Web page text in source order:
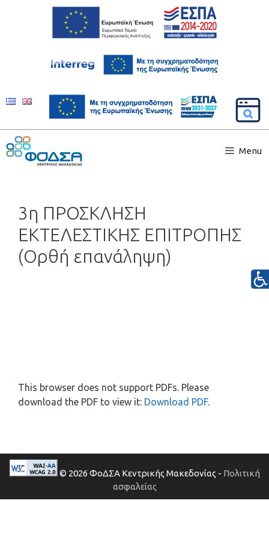
Menu
3η ΠΡΟΣΚΛΗΣΗ
ΕΚΤΕΛΕΣΤΙΚΗΣ ΕΠΙΤΡΟΠΗΣ
(Ορθή επανάληψη)
This browser does not support PDFs. Please
download the PDF to view it: Download PDF.
© 2026 ΦοΔΣΑ Κεντρικής Μακεδονίας - Πολιτική
ασφαλείας